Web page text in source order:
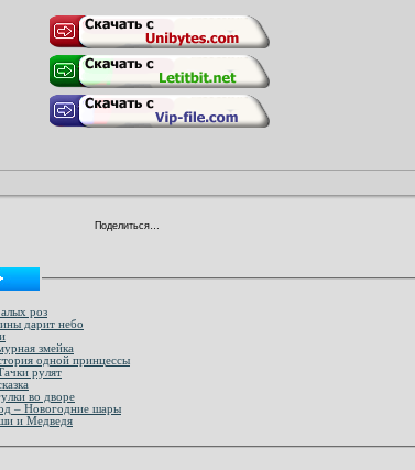
Поделиться…
роз
дарит небо
змейка
одной принцессы
рулят
во дворе
– Новогодние шары
и Медведя